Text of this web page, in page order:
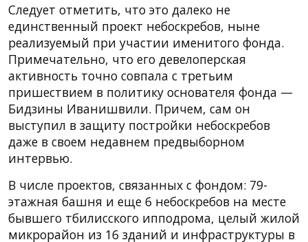
Следует отметить, что это далеко не
единственный проект небоскребов, ныне
реализуемый при участии именитого фонда.
Примечательно, что его девелоперская
активность точно совпала с третьим
пришествием в политику основателя фонда —
Бидзины Иванишвили. Причем, сам он
выступил в защиту постройки небоскребов
даже в своем недавнем предвыборном
интервью.
В числе проектов, связанных с фондом: 79-
этажная башня и еще 6 небоскребов на месте
бывшего тбилисского ипподрома, целый жилой
микрорайон из 16 зданий и инфраструктуры в